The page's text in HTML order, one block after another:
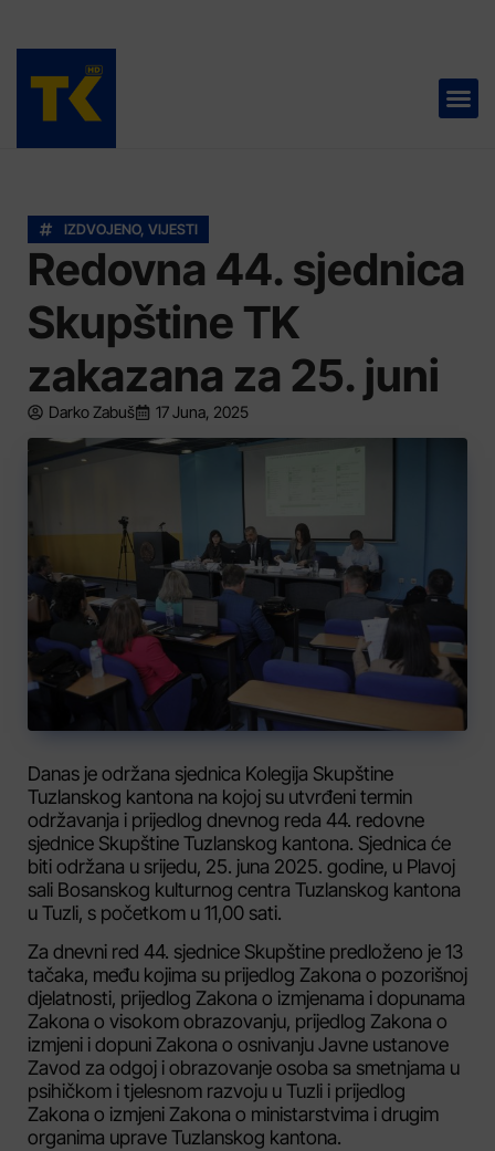
IZDVOJENO, VIJESTI
Redovna 44. sjednica
Skupštine TK
zakazana za 25. juni
Darko Zabuš 17 Juna, 2025
Danas je održana sjednica Kolegija Skupštine
Tuzlanskog kantona na kojoj su utvrđeni termin
održavanja i prijedlog dnevnog reda 44. redovne
sjednice Skupštine Tuzlanskog kantona. Sjednica će
biti održana u srijedu, 25. juna 2025. godine, u Plavoj
sali Bosanskog kulturnog centra Tuzlanskog kantona
u Tuzli, s početkom u 11,00 sati.
Za dnevni red 44. sjednice Skupštine predloženo je 13
tačaka, među kojima su prijedlog Zakona o pozorišnoj
djelatnosti, prijedlog Zakona o izmjenama i dopunama
Zakona o visokom obrazovanju, prijedlog Zakona o
izmjeni i dopuni Zakona o osnivanju Javne ustanove
Zavod za odgoj i obrazovanje osoba sa smetnjama u
psihičkom i tjelesnom razvoju u Tuzli i prijedlog
Zakona o izmjeni Zakona o ministarstvima i drugim
organima uprave Tuzlanskog kantona.